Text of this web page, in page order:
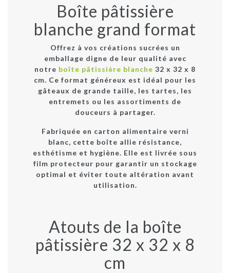
Boîte pâtissière
blanche grand format
Offrez à vos créations sucrées un
emballage digne de leur qualité avec
notre boîte pâtissière blanche 32 x 32 x 8
cm. Ce format généreux est idéal pour les
gâteaux de grande taille, les tartes, les
entremets ou les assortiments de
douceurs à partager.
Fabriquée en carton alimentaire verni
blanc, cette boîte allie résistance,
esthétisme et hygiène. Elle est livrée sous
film protecteur pour garantir un stockage
optimal et éviter toute altération avant
utilisation.
Atouts de la boîte
pâtissière 32 x 32 x 8
cm